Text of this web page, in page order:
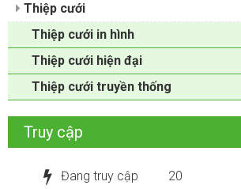
Thiệp cưới
Thiệp cưới in hình
Thiệp cưới hiện đại
Thiệp cưới truyền thống
Truy cập
Đang truy cập
20